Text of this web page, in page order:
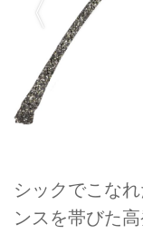
シックでこな
ンスを帯びた